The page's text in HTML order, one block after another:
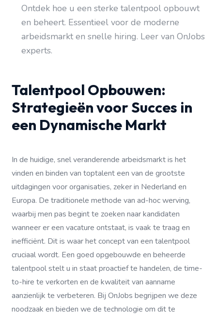
Ontdek hoe u een sterke talentpool opbouwt
en beheert. Essentieel voor de moderne
arbeidsmarkt en snelle hiring. Leer van OnJobs
experts.
Talentpool Opbouwen:
Strategieën voor Succes in
een Dynamische Markt
In de huidige, snel veranderende arbeidsmarkt is het
vinden en binden van toptalent een van de grootste
uitdagingen voor organisaties, zeker in Nederland en
Europa. De traditionele methode van ad-hoc werving,
waarbij men pas begint te zoeken naar kandidaten
wanneer er een vacature ontstaat, is vaak te traag en
inefficiënt. Dit is waar het concept van een talentpool
cruciaal wordt. Een goed opgebouwde en beheerde
talentpool stelt u in staat proactief te handelen, de time-
to-hire te verkorten en de kwaliteit van aanname
aanzienlijk te verbeteren. Bij OnJobs begrijpen we deze
noodzaak en bieden we de technologie om dit te